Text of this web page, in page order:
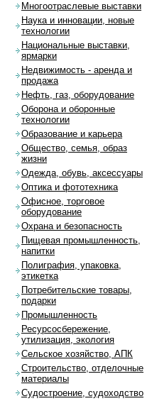
Многоотраслевые выставки
Наука и инновации, новые
технологии
Национальные выставки,
ярмарки
Недвижимость - аренда и
продажа
Нефть, газ, оборудование
Оборона и оборонные
технологии
Образование и карьера
Общество, семья, образ
жизни
Одежда, обувь, аксессуары
Оптика и фототехника
Офисное, торговое
оборудование
Охрана и безопасность
Пищевая промышленность,
напитки
Полиграфия, упаковка,
этикетка
Потребительские товары,
подарки
Промышленность
Ресурсосбережение,
утилизация, экология
Сельское хозяйство, АПК
Строительство, отделочные
материалы
Судостроение, судоходство